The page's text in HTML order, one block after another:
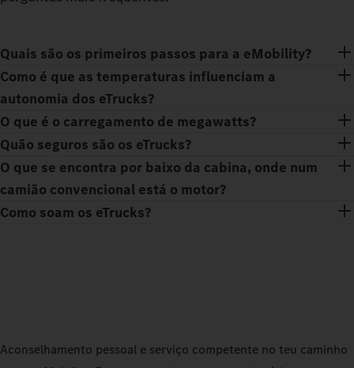
Quais são os primeiros passos para a eMobility?
Como é que as temperaturas influenciam a
autonomia dos eTrucks?
O que é o carregamento de megawatts?
Quão seguros são os eTrucks?
O que se encontra por baixo da cabina, onde num
camião convencional está o motor?
Como soam os eTrucks?
Aconselhamento pessoal e serviço competente no teu caminho